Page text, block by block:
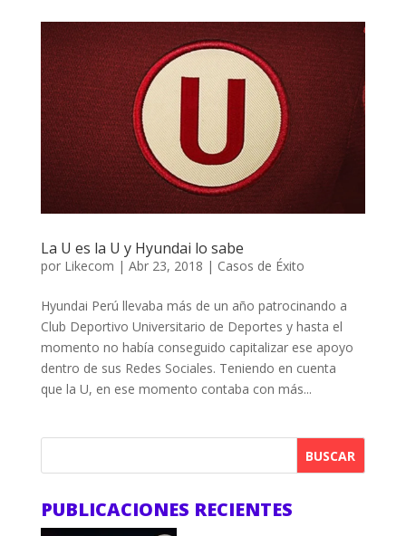
La U es la U y Hyundai lo sabe
por Likecom | Abr 23, 2018 | Casos de Éxito
Hyundai Perú llevaba más de un año patrocinando a
Club Deportivo Universitario de Deportes y hasta el
momento no había conseguido capitalizar ese apoyo
dentro de sus Redes Sociales. Teniendo en cuenta
que la U, en ese momento contaba con más...
BUSCAR
PUBLICACIONES RECIENTES